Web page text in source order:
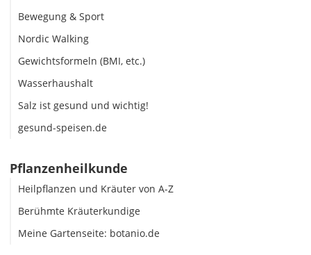
Bewegung & Sport
Nordic Walking
Gewichtsformeln (BMI, etc.)
Wasserhaushalt
Salz ist gesund und wichtig!
gesund-speisen.de
Pflanzenheilkunde
Heilpflanzen und Kräuter von A-Z
Berühmte Kräuterkundige
Meine Gartenseite: botanio.de